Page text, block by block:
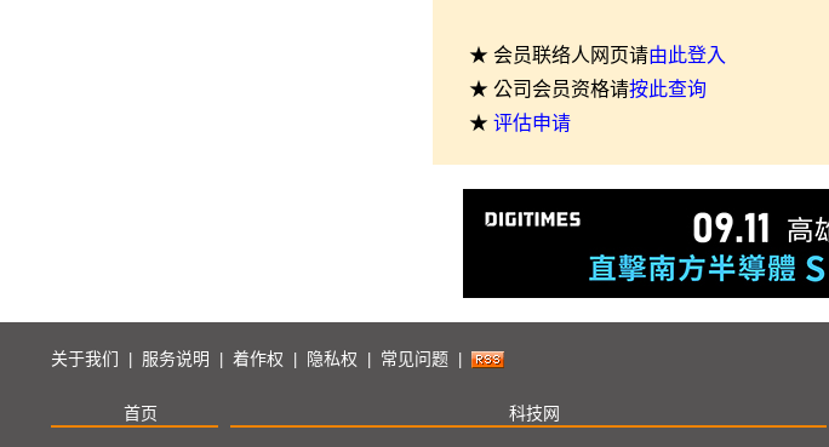
★ 会员联络人网页请由此登入
★ 公司会员资格请按此查询
★ 评估申请
关于我们 服务说明 着作权 隐私权 常见问题
首页 科技网